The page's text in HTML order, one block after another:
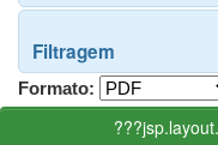
Filtragem
Formato: